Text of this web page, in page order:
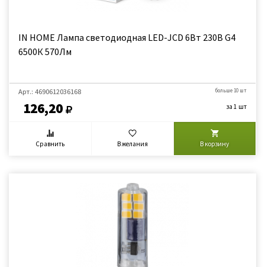
IN HOME Лампа светодиодная LED-JCD 6Вт 230В G4
6500К 570Лм
Арт.: 4690612036168
126,20
больше 10 шт
за 1 шт
Сравнить В желания В корзину